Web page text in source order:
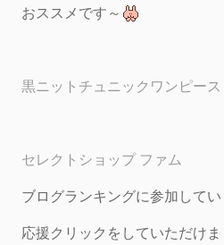
おススメです～
黒ニットチュニックワンピース
セレクトショップ ファム
ブログランキングに参加してい
応援クリックをしていただけ